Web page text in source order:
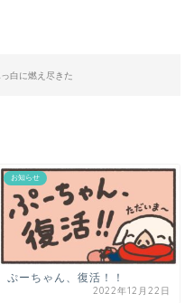
白に燃え尽きた
お知らせ
ぷーちゃん、復活！！
2022年12月22日